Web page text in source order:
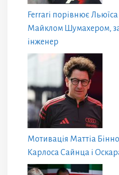
Ferrari порівнює Льюїса
Майклом Шумахером,
інженер
Мотивація Маттіа
Карлоса Сайнца і